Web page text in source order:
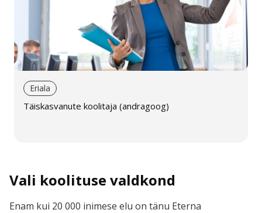
Eriala
Täiskasvanute koolitaja (andragoog)
Vali koolituse valdkond
Enam kui 20 000 inimese elu on tänu Eterna